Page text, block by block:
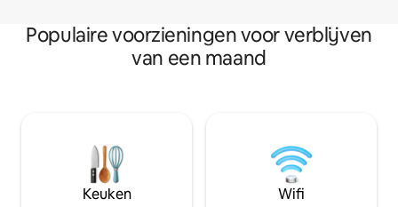
Populaire voorzieningen voor verblijven
van een maand
Keuken Wifi